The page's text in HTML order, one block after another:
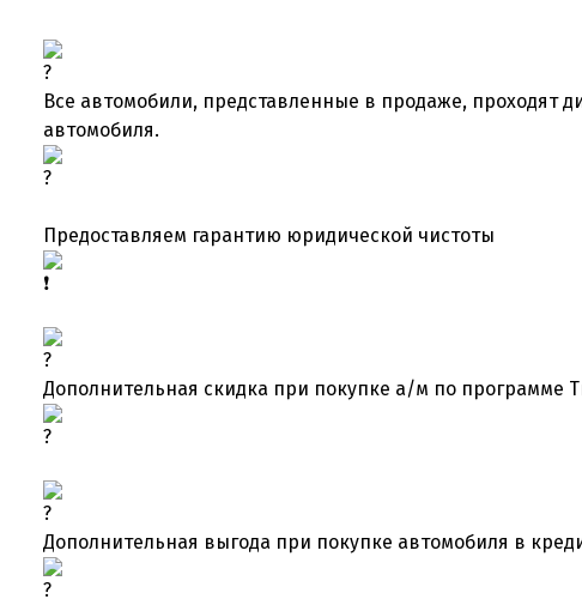
Все автомобили, представленные в продаже, проходят
автомобиля.
Предоставляем гарантию юридической чистоты
Дополнительная скидка при покупке а/м по программе
Дополнительная выгода при покупке автомобиля в